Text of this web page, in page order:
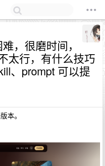
，很磨时间，
太行，有什么技巧
、prompt 可以提
本。